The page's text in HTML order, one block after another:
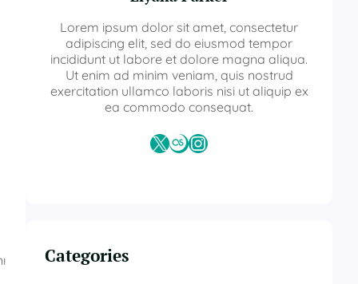
Lorem ipsum dolor sit amet, consectetur
adipiscing elit, sed do eiusmod tempor
incididunt ut labore et dolore magna aliqua.
Ut enim ad minim veniam, quis nostrud
exercitation ullamco laboris nisi ut aliquip ex
ea commodo consequat.
X Last.fmInstagram
Categories